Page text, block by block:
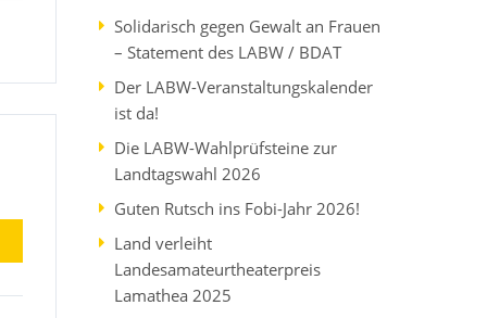
Solidarisch gegen Gewalt an Frauen
– Statement des LABW / BDAT
Der LABW-Veranstaltungskalender
ist da!
Die LABW-Wahlprüfsteine zur
Landtagswahl 2026
Guten Rutsch ins Fobi-Jahr 2026!
Land verleiht
Landesamateurtheaterpreis
Lamathea 2025